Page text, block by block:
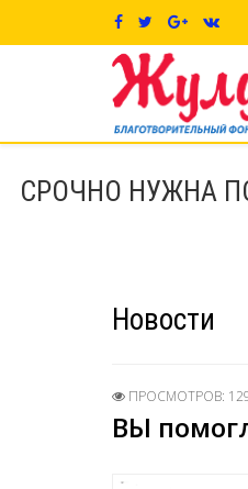
СРОЧНО НУЖНА
Новости
ПРОСМОТРОВ:
ВЫ